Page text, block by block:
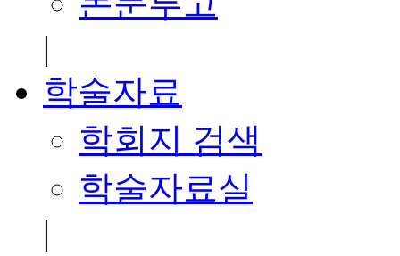
|
학술자료
학회지 검색
학술자료실
|